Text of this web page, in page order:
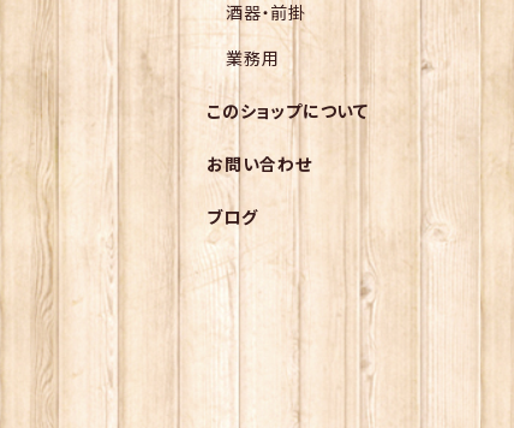
酒器・前掛
業務用
このショップについて
お問い合わせ
ブログ